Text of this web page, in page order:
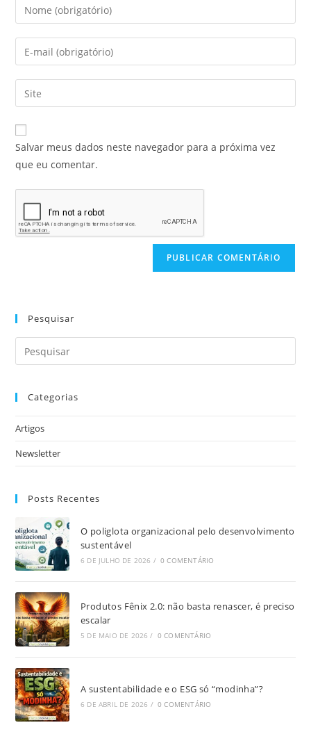
Salvar meus dados neste navegador para a próxima vez
que eu comentar.
Pesquisar
Categorias
Artigos
Newsletter
Posts Recentes
O poliglota organizacional pelo desenvolvimento
sustentável
6 DE JULHO DE 2026 / 0 COMENTÁRIO
Produtos Fênix 2.0: não basta renascer, é preciso
escalar
5 DE MAIO DE 2026 / 0 COMENTÁRIO
A sustentabilidade e o ESG só “modinha”?
6 DE ABRIL DE 2026 / 0 COMENTÁRIO